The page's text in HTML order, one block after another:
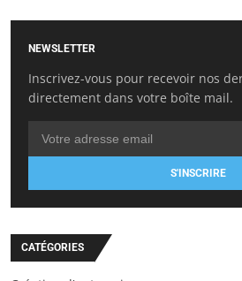
NEWSLETTER
Inscrivez-vous pour recevoir nos
directement dans votre boîte mail.
S'INSCRIRE
CATÉGORIES